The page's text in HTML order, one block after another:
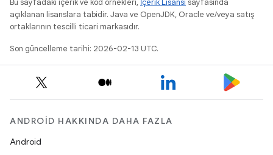
Bu sayfadaki içerik ve kod örnekleri, İçerik Lisansı sayfasında
açıklanan lisanslara tabidir. Java ve OpenJDK, Oracle ve/veya satış
ortaklarının tescilli ticari markasıdır.
Son güncelleme tarihi: 2026-02-13 UTC.
ANDROID HAKKINDA DAHA FAZLA
Android